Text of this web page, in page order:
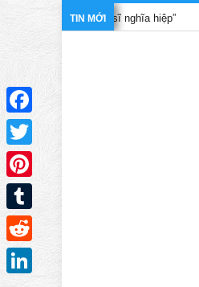
TIN MỚI
phim “Bác sĩ nghĩa hiệp”
Facebook
Twitter
Pinterest
Tumblr
Reddit